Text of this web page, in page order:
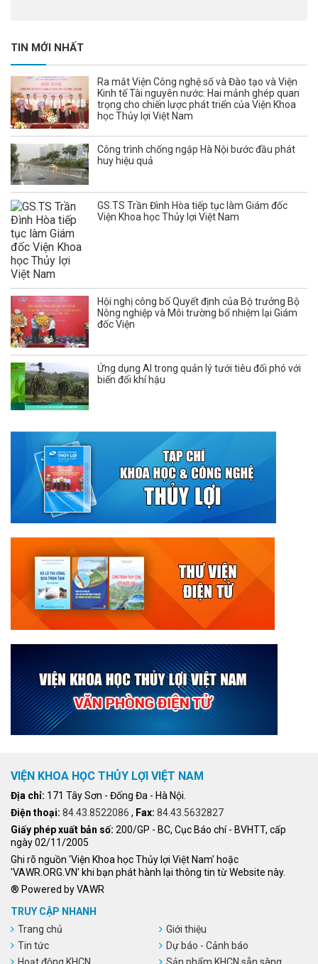
TIN MỚI NHẤT
Ra mắt Viện Công nghệ số và Đào tạo và Viện
Kinh tế Tài nguyên nước: Hai mảnh ghép quan
trọng cho chiến lược phát triển của Viện Khoa
học Thủy lợi Việt Nam
Công trình chống ngập Hà Nội bước đầu phát
huy hiệu quả
GS.TS Trần Đình Hòa tiếp tục làm Giám đốc
Viện Khoa học Thủy lợi Việt Nam
Hội nghị công bố Quyết định của Bộ trưởng Bộ
Nông nghiệp và Môi trường bổ nhiệm lại Giám
đốc Viện
Ứng dụng AI trong quản lý tưới tiêu đối phó với
biến đổi khí hậu
VIỆN KHOA HỌC THỦY LỢI VIỆT NAM
Địa chỉ: 171 Tây Sơn - Đống Đa - Hà Nội.
Điện thoại: 84.43.8522086 , Fax: 84.43.5632827
Giấy phép xuất bản số: 200/GP - BC, Cục Báo chí - BVHTT, cấp
ngày 02/11/2005
Ghi rõ nguồn 'Viện Khoa học Thủy lợi Việt Nam' hoặc
'VAWR.ORG.VN' khi bạn phát hành lại thông tin từ Website này.
® Powered by VAWR
TRUY CẬP NHANH
Trang chủ
Giới thiệu
Tin tức
Dự báo - Cảnh báo